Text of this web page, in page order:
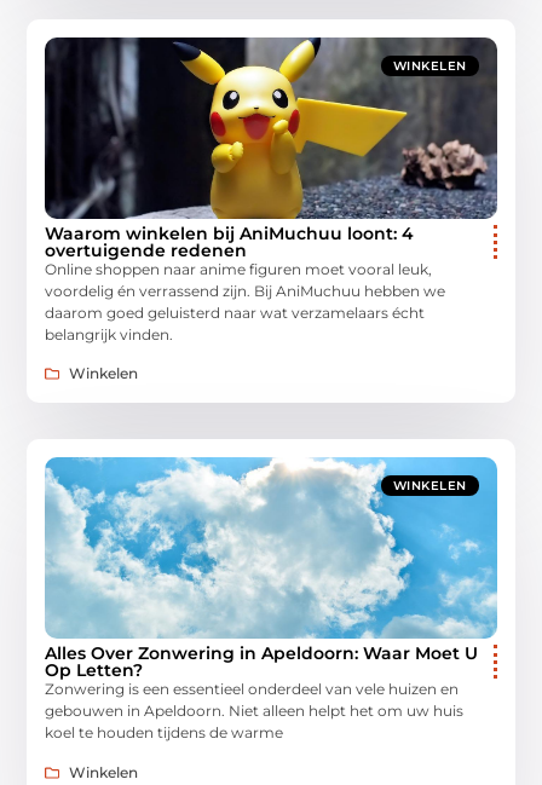
WINKELEN
Waarom winkelen bij AniMuchuu loont: 4
overtuigende redenen
Online shoppen naar anime figuren moet vooral leuk,
voordelig én verrassend zijn. Bij AniMuchuu hebben we
daarom goed geluisterd naar wat verzamelaars écht
belangrijk vinden.
Winkelen
WINKELEN
Alles Over Zonwering in Apeldoorn: Waar Moet U
Op Letten?
Zonwering is een essentieel onderdeel van vele huizen en
gebouwen in Apeldoorn. Niet alleen helpt het om uw huis
koel te houden tijdens de warme
Winkelen